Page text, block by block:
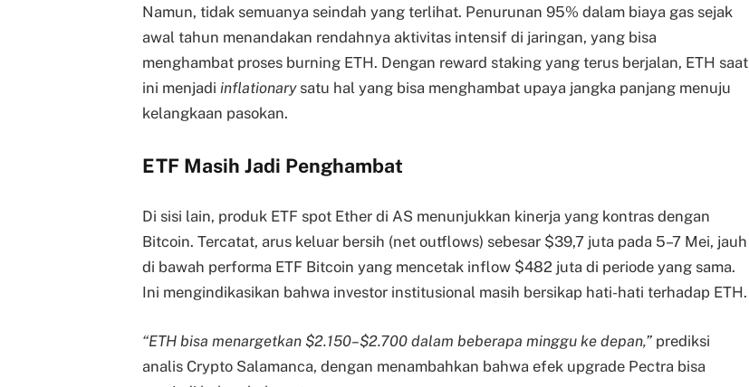
Namun, tidak semuanya seindah yang terlihat. Penurunan 95% dalam biaya gas sejak
awal tahun menandakan rendahnya aktivitas intensif di jaringan, yang bisa
menghambat proses burning ETH. Dengan reward staking yang terus berjalan, ETH saat
ini menjadi inflationarysatu hal yang bisa menghambat upaya jangka panjang menuju
kelangkaan pasokan.
ETF Masih Jadi Penghambat
Di sisi lain, produk ETF spot Ether di AS menunjukkan kinerja yang kontras dengan
Bitcoin. Tercatat, arus keluar bersih (net outflows) sebesar $39,7 juta pada 5–7 Mei, jauh
di bawah performa ETF Bitcoin yang mencetak inflow $482 juta di periode yang sama.
Ini mengindikasikan bahwa investor institusional masih bersikap hati-hati terhadap ETH.
“ETH bisa menargetkan $2.150–$2.700 dalam beberapa minggu ke depan,” prediksi
analis Crypto Salamanca, dengan menambahkan bahwa efek upgrade Pectra bisa